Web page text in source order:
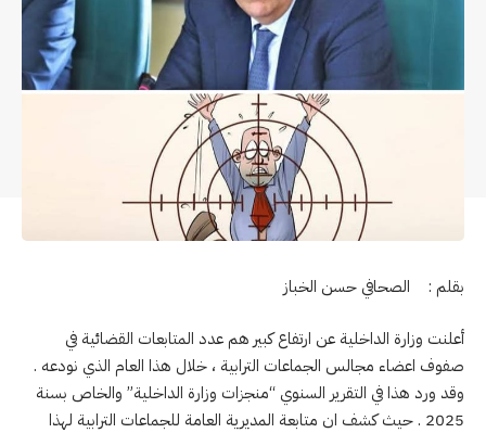
بقلم : الصحافي حسن الخباز
أعلنت وزارة الداخلية عن ارتفاع كبير هم عدد المتابعات القضائية في
صفوف اعضاء مجالس الجماعات الترابية ، خلال هذا العام الذي نودعه .
وقد ورد هذا في التقرير السنوي “منجزات وزارة الداخلية” والخاص بسنة
2025 . حيث كشف ان متابعة المديرية العامة للجماعات الترابية لهذا